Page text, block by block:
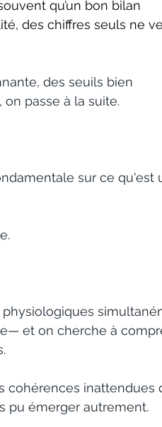
qu’un bon bilan
des chiffres seuls ne
des seuils bien
passe à la suite.
sur ce qu'est
et on cherche à
cohérences inattendues
pu émerger autrement.